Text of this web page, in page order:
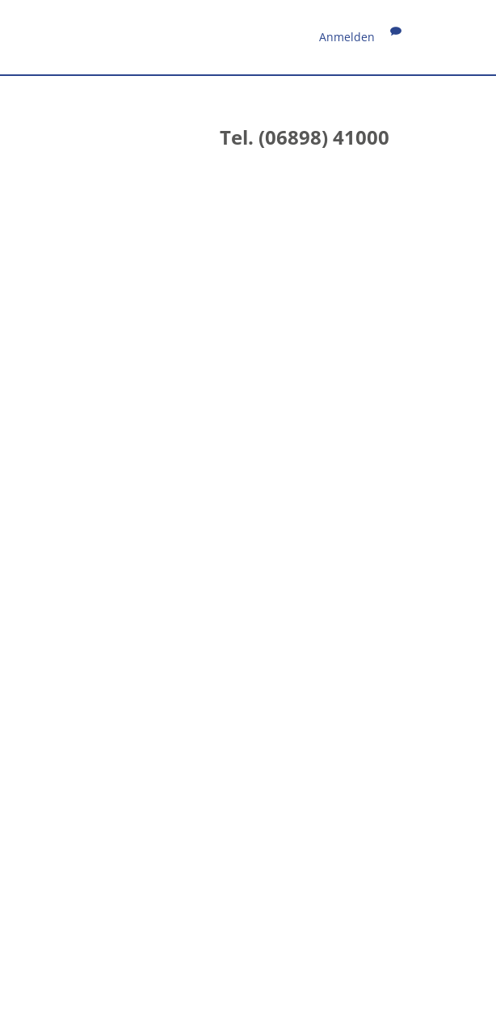
Anmelden
Tel. (06898) 41000